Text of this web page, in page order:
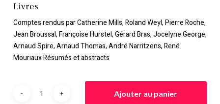
Livres
Comptes rendus par Catherine Mills, Roland Weyl, Pierre Roche,
Jean Broussal, Françoise Hurstel, Gérard Bras, Jocelyne George,
Arnaud Spire, Arnaud Thomas, André Narritzens, René
Mouriaux Résumés et abstracts
Ajouter au panier